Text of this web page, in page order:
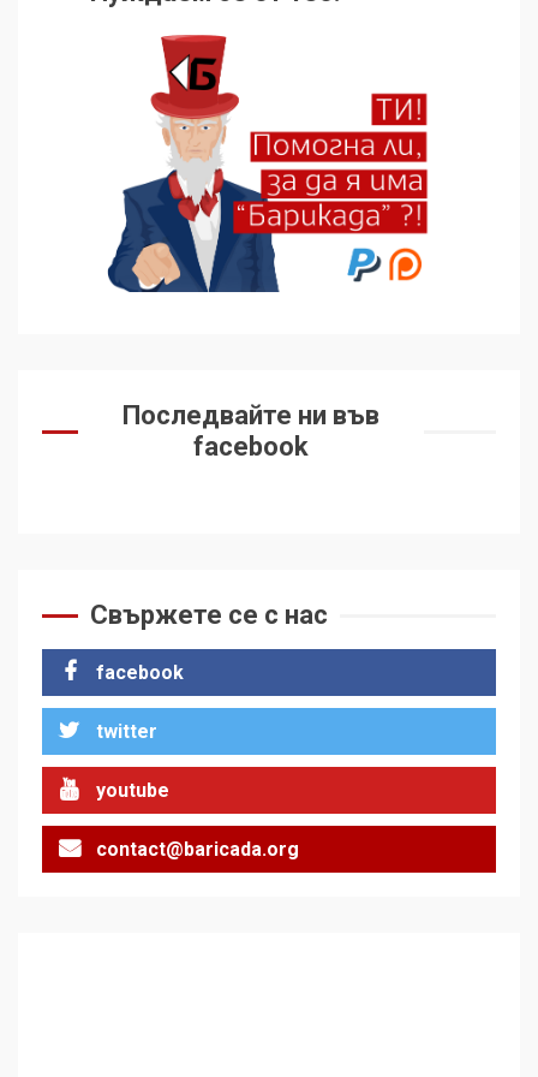
Последвайте ни във
facebook
Свържете се с нас
facebook
twitter
youtube
contact@baricada.org